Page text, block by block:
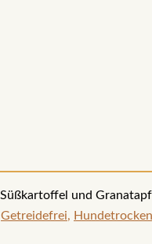
und
Getreidefrei,